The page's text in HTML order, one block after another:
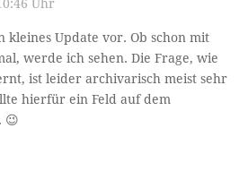
Uhr
kleines Update vor. Ob schon mit
werde ich sehen. Die Frage, wie
ist leider archivarisch meist sehr
hierfür ein Feld auf dem
😉